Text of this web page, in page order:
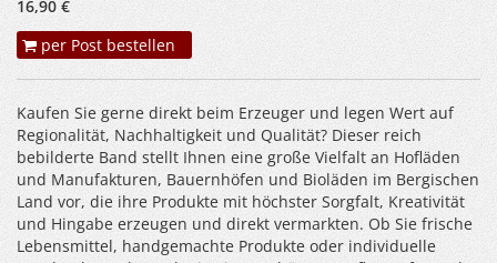
16,90 €
per Post bestellen
Kaufen Sie gerne direkt beim Erzeuger und legen Wert auf
Regionalität, Nachhaltigkeit und Qualität? Dieser reich
bebilderte Band stellt Ihnen eine große Vielfalt an Hofläden
und Manufakturen, Bauernhöfen und Bioläden im Bergischen
Land vor, die ihre Produkte mit höchster Sorgfalt, Kreativität
und Hingabe erzeugen und direkt vermarkten. Ob Sie frische
Lebensmittel, handgemachte Produkte oder individuelle